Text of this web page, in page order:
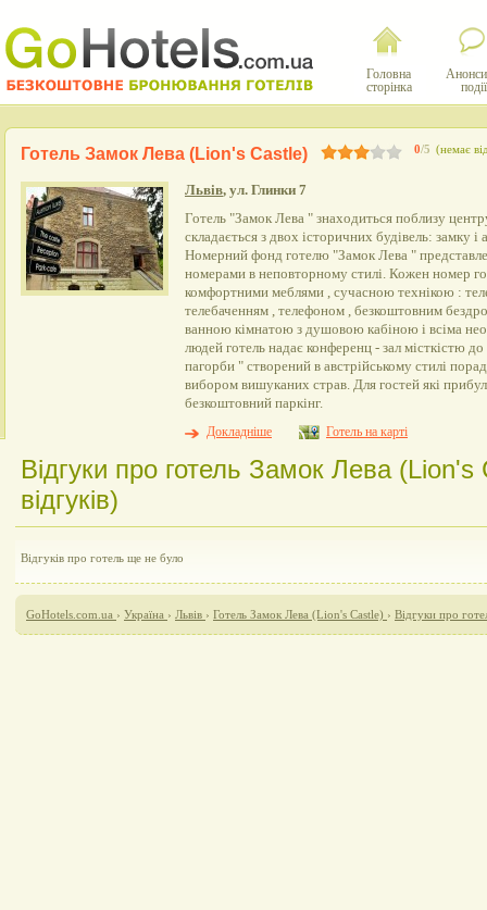
Головна
сторінка
події
0/5 (немає
Готель Замок Лева (Lion's Castle)
Львів, ул. Глинки 7
Готель "Замок Лева " знаходиться поблизу
складається з двох історичних будівель: замку і
Номерний фонд готелю "Замок Лева "
номерами в неповторному стилі. Кожен номер
комфортними меблями , сучасною технікою :
телебаченням , телефоном , безкоштовним
ванною кімнатою з душовою кабіною і всіма
людей готель надає конференц - зал місткістю
пагорби " створений в австрійському стилі
вибором вишуканих страв. Для гостей які
безкоштовний паркінг.
Докладніше
Готель на карті
Відгуки про готель Замок Лева
відгуків)
Відгуків про готель ще не було
GoHotels.com.ua › Україна › Львів › Готель Замок Лева (Lion's Castle) › Відгуки про